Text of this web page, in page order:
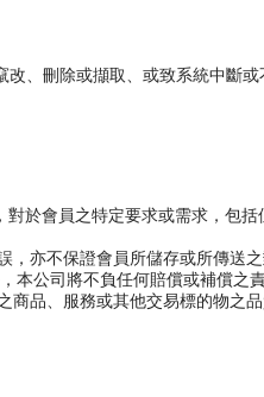
、刪除或擷取、或致系統中斷或
於會員之特定要求或需求，包
亦不保證會員所儲存或所傳送
本公司將不負任何賠償或補償之責
品、服務或其他交易標的物之